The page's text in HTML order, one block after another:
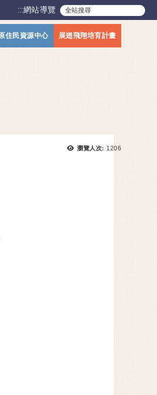
:::網站導覽
住民資源中心 展翅飛翔培育計畫
瀏覽人次: 瀏覽次數：
1206